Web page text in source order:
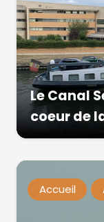
Le Canal
coeur de
Accueil